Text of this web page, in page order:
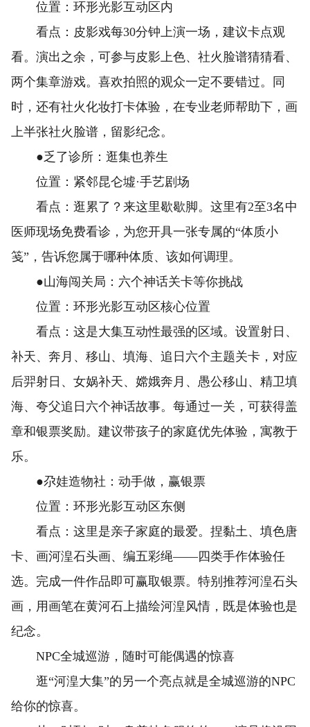
位置：环形光影互动区内
看点：皮影戏每30分钟上演一场，建议卡点观
看。演出之余，可参与皮影上色、社火脸谱猜猜看、
两个集章游戏。喜欢拍照的观众一定不要错过。同
时，还有社火化妆打卡体验，在专业老师帮助下，画
上半张社火脸谱，留影纪念。
●乏了诊所：逛集也养生
位置：紧邻昆仑墟·手艺剧场
看点：逛累了？来这里歇歇脚。这里有2至3名中
医师现场免费看诊，为您开具一张专属的“体质小
笺”，告诉您属于哪种体质、该如何调理。
●山海闯关局：六个神话关卡等你挑战
位置：环形光影互动区核心位置
看点：这是大集互动性最强的区域。设置射日、
补天、奔月、移山、填海、追日六个主题关卡，对应
后羿射日、女娲补天、嫦娥奔月、愚公移山、精卫填
海、夸父追日六个神话故事。每通过一关，可获得盖
章和银票奖励。建议带孩子的家庭优先体验，寓教于
乐。
●尕娃造物社：动手做，赢银票
位置：环形光影互动区东侧
看点：这里是亲子家庭的最爱。捏黏土、填色唐
卡、画河湟石头画、编五彩绳——四类手作体验任
选。完成一件作品即可赢取银票。特别推荐河湟石头
画，用画笔在黄河石上描绘河湟风情，既是体验也是
纪念。
NPC全城巡游，随时可能偶遇的惊喜
逛“河湟大集”的另一个亮点就是全城巡游的NPC
给你的惊喜。